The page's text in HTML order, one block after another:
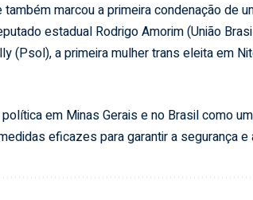
marcou a primeira condenação de
estadual Rodrigo Amorim (União
(Psol), a primeira mulher trans eleita em
em Minas Gerais e no Brasil como
eficazes para garantir a segurança